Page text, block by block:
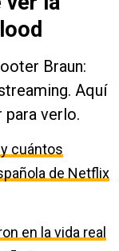
Braun:
Aquí
verlo.
cuántos
de Netflix
en la vida real